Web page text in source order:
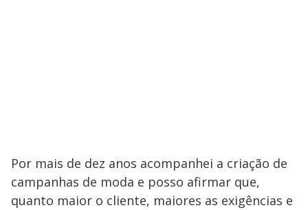
Por mais de dez anos acompanhei a criação de
campanhas de moda e posso afirmar que,
quanto maior o cliente, maiores as exigências e